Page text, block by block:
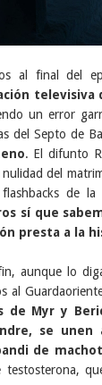
al final del
televisiva
un error
del Septo de
. El difunto
del
flashbacks de
sí que
presta a la
aunque lo
al
de Myr y
se unen
de
testosterona,